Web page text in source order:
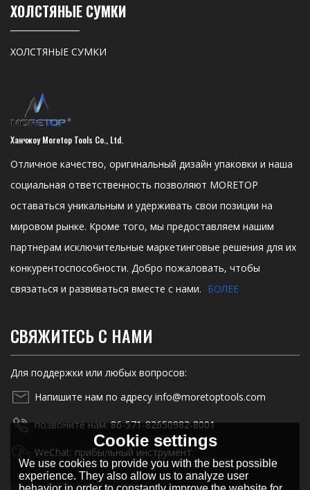
ХОЛСТЯНЫЕ СУМКИ
ХОЛСТЯНЫЕ СУМКИ
Ханчжоу Moretop Tools Co., Ltd.
Отличное качество, оригинальный дизайн упаковки и наша
социальная ответственность позволяют MORETOP
оставаться уникальным и удерживать свои позиции на
мировом рынке. Кроме того, мы предоставляем нашим
партнерам исключительные маркетинговые решения для их
конкурентоспособности. Добро пожаловать, чтобы
связаться и развиваться вместе с нами. БОЛЕЕ
СВЯЖИТЕСЬ С НАМИ
Для поддержки или любых вопросов:
Напишите нам по адресу info@moretoptools.com
позвоните нам: 86-571-82650982-8001
WeChat: прибыльный инструмент
Cookie settings
We use cookies to provide you with the best possible
experience. They also allow us to analyze user